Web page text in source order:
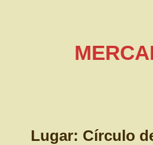
Lugar: Círculo